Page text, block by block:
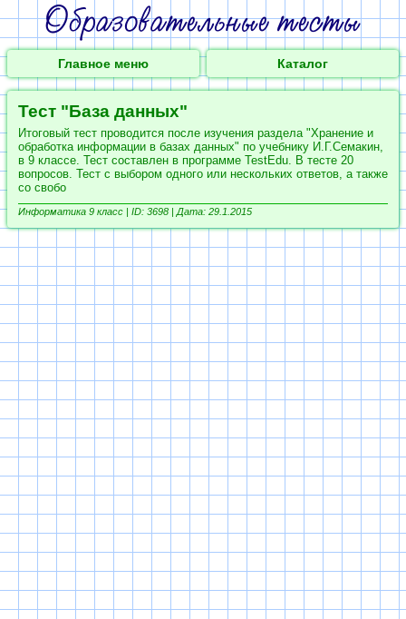
Главное меню Каталог
Тест "База данных"
Итоговый тест проводится после изучения раздела "Хранение и
обработка информации в базах данных" по учебнику И.Г.Семакин,
в 9 классе. Тест составлен в программе TestEdu. В тесте 20
вопросов. Тест с выбором одного или нескольких ответов, а также
со свобо
Информатика 9 класс | ID: 3698 | Дата: 29.1.2015